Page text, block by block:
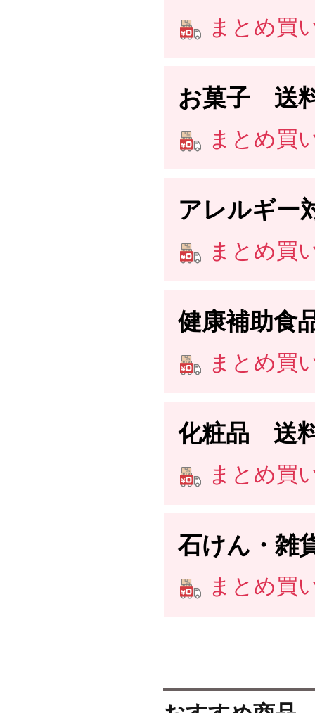
まとめ買
お菓子 送
まとめ買
アレルギ
まとめ買
健康補助
まとめ買
化粧品 送
まとめ買
石けん・
まとめ買